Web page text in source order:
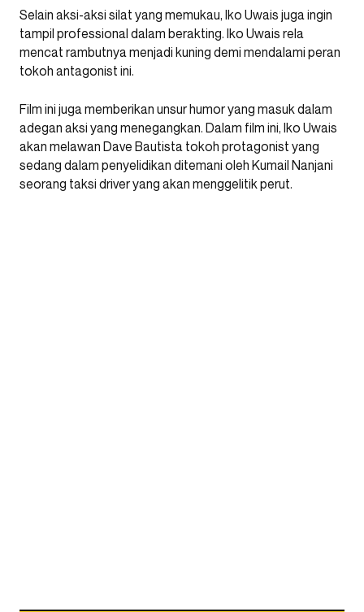
Selain aksi-aksi silat yang memukau, Iko Uwais juga ingin
tampil professional dalam berakting. Iko Uwais rela
mencat rambutnya menjadi kuning demi mendalami peran
tokoh antagonist ini.
Film ini juga memberikan unsur humor yang masuk dalam
adegan aksi yang menegangkan. Dalam film ini, Iko Uwais
akan melawan Dave Bautista tokoh protagonist yang
sedang dalam penyelidikan ditemani oleh Kumail Nanjani
seorang taksi driver yang akan menggelitik perut.